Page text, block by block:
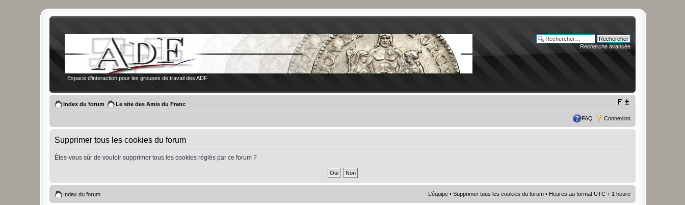
Espace d'interaction pour les groupes de travail des ADF
Recherche avancée
Index du forum Le site des Amis du Franc
FAQ Connexion
Supprimer tous les cookies du forum
Êtes-vous sûr de vouloir supprimer tous les cookies réglés par ce forum ?
Index du forum L’équipe • Supprimer tous les cookies du forum • Heures au format UTC + 1 heure